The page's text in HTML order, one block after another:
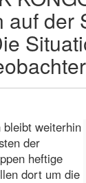
der
bleibt weiterhin
der
heftige
dort um die